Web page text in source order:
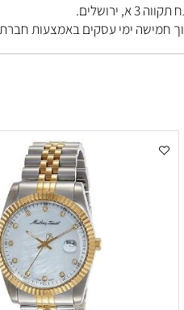
הבאות לבחירתך-